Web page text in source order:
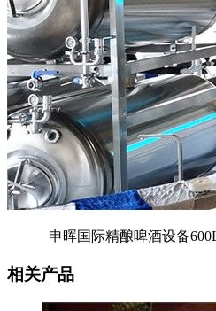
申晖国际精酿啤酒设备
相关产品